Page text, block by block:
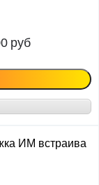
руб
ИМ встраива